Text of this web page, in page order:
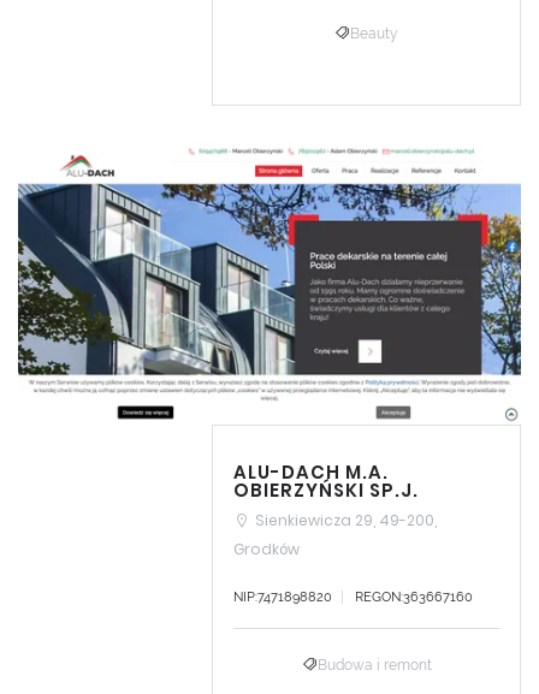
Beauty
ALU-DACH M.A.
OBIERZYŃSKI SP.J.
Sienkiewicza 29, 49-200,
Grodków
NIP:7471898820 REGON:363667160
Budowa i remont